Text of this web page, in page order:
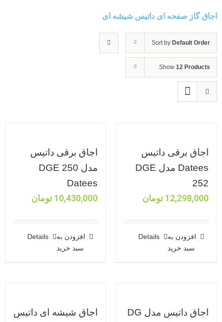
اجاق گاز صفحه ای داتیس شیشه ای
Sort by Default Order
Show 12 Products
اجاق برقی داتیس
Datees مدل DGE
252
12,298,000 تومان
افزودن به
سبد خرید
Details
اجاق برقی داتیس
مدل DGE 250
Datees
10,430,000 تومان
افزودن به
سبد خرید
Details
اجاق داتیس مدل DG
اجاق شیشه ای داتیس